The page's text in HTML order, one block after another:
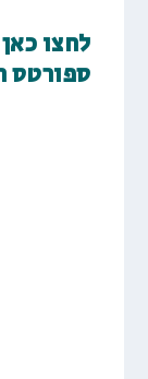
לחצו
ספורטס